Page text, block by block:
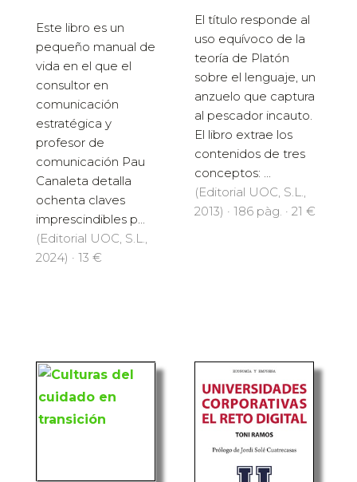
Este libro es un
pequeño manual de
vida en el que el
consultor en
comunicación
estratégica y
profesor de
comunicación Pau
Canaleta detalla
ochenta claves
imprescindibles p...
(Editorial UOC, S.L.,
2024) · 13 €
El título responde al
uso equívoco de la
teoría de Platón
sobre el lenguaje, un
anzuelo que captura
al pescador incauto.
El libro extrae los
contenidos de tres
conceptos: ...
(Editorial UOC, S.L.,
2013) · 186 pàg. · 21 €